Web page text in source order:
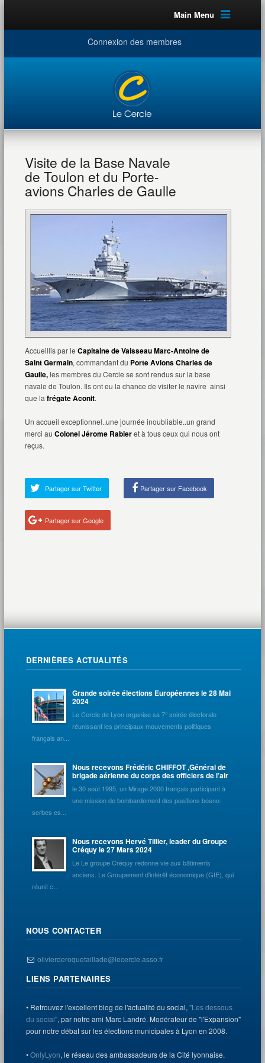
Main Menu
Connexion des membres
Visite de la Base Navale
de Toulon et du Porte-
avions Charles de Gaulle
Accueillis par le Capitaine de Vaisseau Marc-Antoine de
Saint Germain, commandant du Porte Avions Charles de
Gaulle,les membres du Cercle se sont rendus sur la base
navale de Toulon. Ils ont eu la chance de visiter le navire ainsi
que la frégate Aconit.
Un accueil exceptionnel..une journée inoubliable..un grand
merci au Colonel Jérome Rabieret à tous ceux qui nous ont
reçus.
Partager sur Twitter Partager sur Facebook
Partager sur Google
DERNIÈRES ACTUALITÉS
Grande soirée élections Européennes le 28 Mai
2024
Le Cercle de Lyon organise sa 7° soirée électorale
réunissant les principaux mouvements politiques
français an...
Nous recevons Frédéric CHIFFOT ,Général de
brigade aérienne du corps des officiers de l’air
le 30 août 1995, un Mirage 2000 français participant à
une mission de bombardement des positions bosno-
serbes es...
Nous recevons Hervé Tillier, leader du Groupe
Créquy le 27 Mars 2024
Le Le groupe Créquy redonne vie aux bâtiments
anciens. Le Groupement d'intérêt économique (GIE), qui
réunit c...
NOUS CONTACTER
olivierderoquetaillade@lecercle.asso.fr
LIENS PARTENAIRES
• Retrouvez l'excellent blog de l'actualité du social,"Les dessous
du social", par notre ami Marc Landré. Modérateur de "l'Expansion"
pour notre débat sur les élections municipales à Lyon en 2008.
•OnlyLyon, le réseau des ambassadeurs de la Cité lyonnaise.